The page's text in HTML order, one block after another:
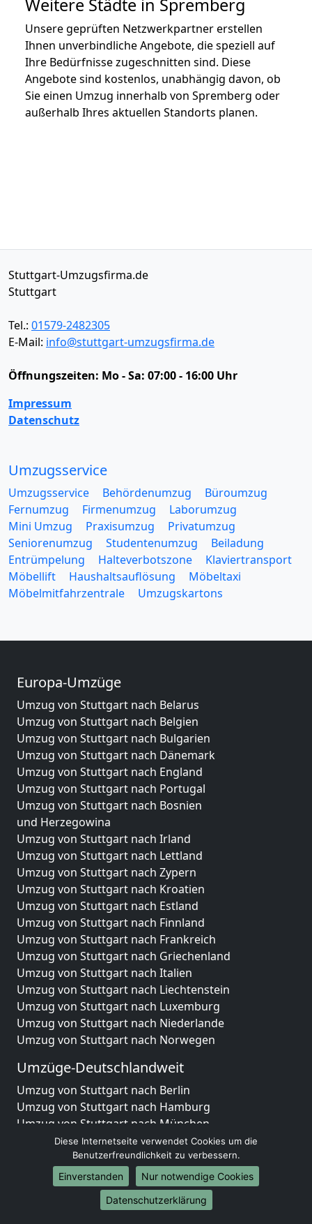
Weitere Städte in Spremberg
Unsere geprüften Netzwerkpartner erstellen
Ihnen unverbindliche Angebote, die speziell auf
Ihre Bedürfnisse zugeschnitten sind. Diese
Angebote sind kostenlos, unabhängig davon, ob
Sie einen Umzug innerhalb von Spremberg oder
außerhalb Ihres aktuellen Standorts planen.
Stuttgart-Umzugsfirma.de
Stuttgart
Tel.: 01579-2482305
E-Mail: info@stuttgart-umzugsfirma.de
Öffnungszeiten: Mo - Sa: 07:00 - 16:00 Uhr
Impressum
Datenschutz
Umzugsservice
Umzugsservice Behördenumzug
Büroumzug
Fernumzug
Firmenumzug
Laborumzug
Mini Umzug
Praxisumzug
Privatumzug
Seniorenumzug
Studentenumzug
Beiladung
Entrümpelung
Halteverbotszone
Klaviertransport
Möbellift
Haushaltsauflösung
Möbeltaxi
Möbelmitfahrzentrale
Umzugskartons
Europa-Umzüge
Umzug von Stuttgart nach Belarus
Umzug von Stuttgart nach Belgien
Umzug von Stuttgart nach Bulgarien
Umzug von Stuttgart nach Dänemark
Umzug von Stuttgart nach England
Umzug von Stuttgart nach Portugal
Umzug von Stuttgart nach Bosnien
und Herzegowina
Umzug von Stuttgart nach Irland
Umzug von Stuttgart nach Lettland
Umzug von Stuttgart nach Zypern
Umzug von Stuttgart nach Kroatien
Umzug von Stuttgart nach Estland
Umzug von Stuttgart nach Finnland
Umzug von Stuttgart nach Frankreich
Umzug von Stuttgart nach Griechenland
Umzug von Stuttgart nach Italien
Umzug von Stuttgart nach Liechtenstein
Umzug von Stuttgart nach Luxemburg
Umzug von Stuttgart nach Niederlande
Umzug von Stuttgart nach Norwegen
Umzüge-Deutschlandweit
Umzug von Stuttgart nach Berlin
Umzug von Stuttgart nach Hamburg
Umzug von Stuttgart nach München
Umzug von Stuttgart nach Köln
Umzug von Stuttgart nach Frankfurt am Main
Umzug von Stuttgart nach Stuttgart
Umzug von Stuttgart nach Düsseldorf
Umzug von Stuttgart nach Leipzig
Diese Internetseite verwendet Cookies um die
Benutzerfreundlichkeit zu verbessern.
Einverstanden
Nur notwendige Cookies
Datenschutzerklärung